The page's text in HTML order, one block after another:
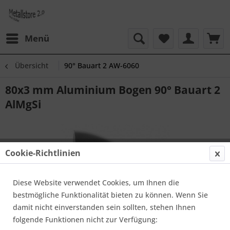
Menü
Übersicht 90° Bauart 2 AW-6060
80x3 mm Aluminium Bogen 90° Bauart 2
AlMgSi
Cookie-Richtlinien
Diese Website verwendet Cookies, um Ihnen die
bestmögliche Funktionalität bieten zu können. Wenn Sie
damit nicht einverstanden sein sollten, stehen Ihnen
folgende Funktionen nicht zur Verfügung: